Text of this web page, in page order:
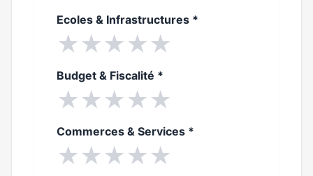
Ecoles & Infrastructures *
★★★★★
Budget & Fiscalité *
★★★★★
Commerces & Services *
★★★★★